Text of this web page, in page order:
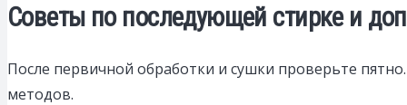
Советы по последующей стирке и
После первичной обработки и сушки проверьте
методов.